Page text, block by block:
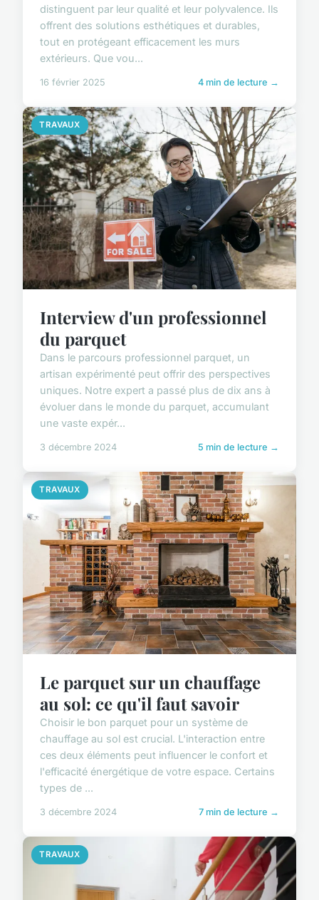
distinguent par leur qualité et leur polyvalence. Ils
offrent des solutions esthétiques et durables,
tout en protégeant efficacement les murs
extérieurs. Que vou...
16 février 2025 4 min de lecture →
TRAVAUX
Interview d'un professionnel
du parquet
Dans le parcours professionnel parquet, un
artisan expérimenté peut offrir des perspectives
uniques. Notre expert a passé plus de dix ans à
évoluer dans le monde du parquet, accumulant
une vaste expér...
3 décembre 2024 5 min de lecture →
TRAVAUX
Le parquet sur un chauffage
au sol: ce qu'il faut savoir
Choisir le bon parquet pour un système de
chauffage au sol est crucial. L'interaction entre
ces deux éléments peut influencer le confort et
l'efficacité énergétique de votre espace. Certains
types de ...
3 décembre 2024 7 min de lecture →
TRAVAUX